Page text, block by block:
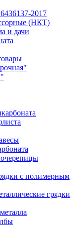
2017
(НКТ)
и дачи
с полимерным
грядки